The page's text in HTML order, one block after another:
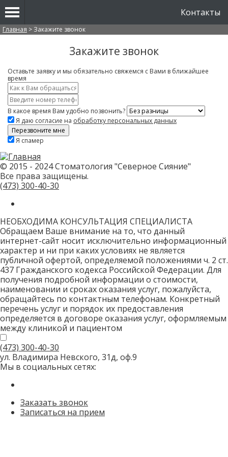
Контакты
Вы здесь
Главная > Закажите звонок
Закажите звонок
Оставьте заявку и мы обязательно свяжемся с Вами в ближайшее
время
Имя
*
Контактный
телефон
*
В какое время Вам удобно позвонить?
Я даю согласие на обработку персональных данных
Скажите,
не
заполняйте
это
поле.
CAPTCHA
только
роботов!
Я спамер
© 2015 - 2024 Стоматология "Северное Сияние"
Все права защищены.
(473) 300-40-30
НЕОБХОДИМА КОНСУЛЬТАЦИЯ СПЕЦИАЛИСТА
Обращаем Ваше внимание на то, что данный
интернет-сайт носит исключительно информационный
характер и ни при каких условиях не является
публичной офертой, определяемой положениями ч. 2 ст.
437 Гражданского кодекса Российской Федерации. Для
получения подробной информации о стоимости,
наименовании и сроках оказания услуг, пожалуйста,
обращайтесь по контактным телефонам. Конкретный
перечень услуг и порядок их предоставления
определяется в договоре оказания услуг, оформляемым
между клиникой и пациентом
(473) 300-40-30
ул. Владимира Невского, 31д, оф.9
Мы в социальных сетях:
Заказать звонок
Записаться на прием